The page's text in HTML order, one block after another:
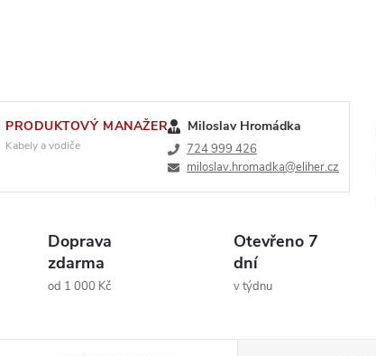
PRODUKTOVÝ MANAŽER
Kabely a vodiče
Miloslav Hromádka
724 999 426
miloslav.hromadka@eliher.cz
Doprava
zdarma
od 1 000 Kč
Otevřeno 7
dní
v týdnu